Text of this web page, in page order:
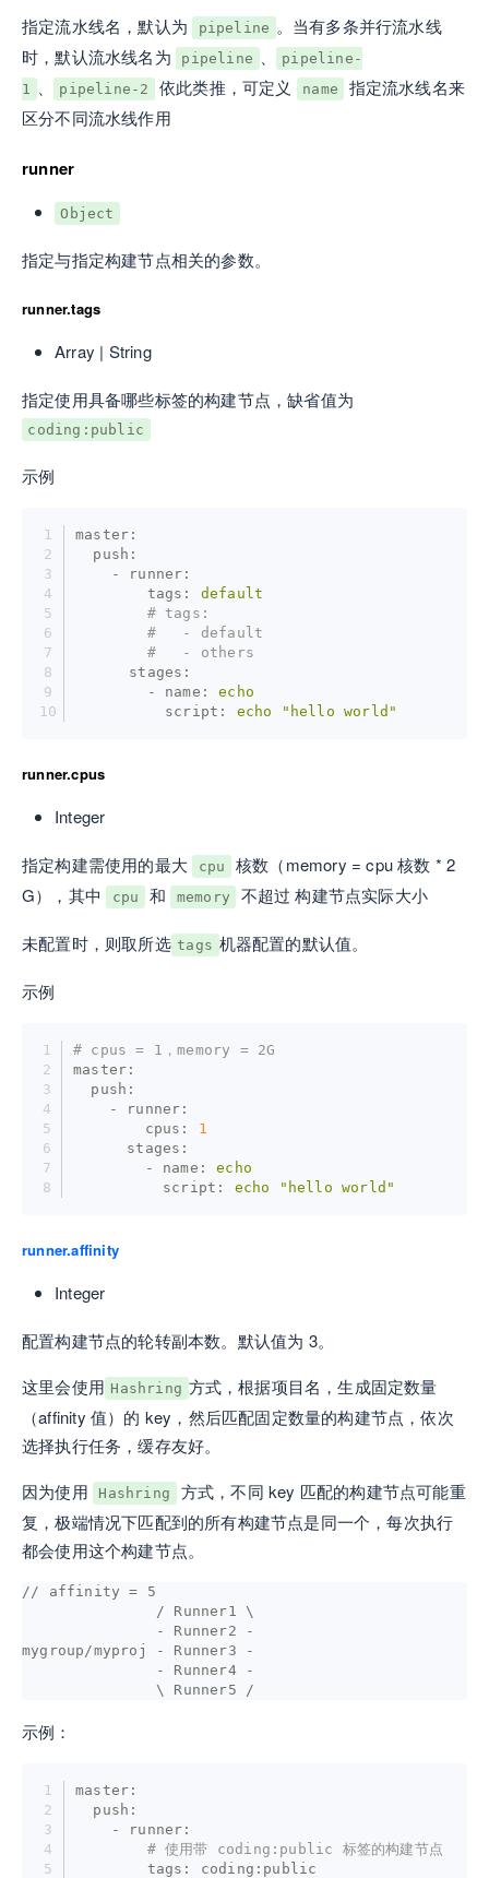
指定流水线名，默认为 pipeline 。当有多条并行流水线
时，默认流水线名为
pipeline
pipeline-
1
pipeline-2 依此类推，可定义 name
指定流水线名来
区分不同流水线作用
runner
Object
指定与指定构建节点相关的参数。
runner.tags
Array | String
指定使用具备哪些标签的构建节点，缺省值为
coding:public
示例
master:
  push:
    - runner:
        tags:
default
# tags:
#   - default
#   - others
      stages:
        - name:
echo
          script:
echo "hello world"
runner.cpus
Integer
指定构建需使用的最大 cpu
核数（memory = cpu 核数 * 2
G），其中
cpu 和 memory 不超过 构建节点实际大小
未配置时，则取所选 tags 机器配置的默认值。
示例
# cpus = 1，memory = 2G
master:
  push:
    - runner:
        cpus:
1
      stages:
        - name:
echo
          script:
echo "hello world"
runner.affinity
Integer
配置构建节点的轮转副本数。默认值为 3。
这里会使用 Hashring 方式，根据项目名，生成固定数量
（affinity 值）的 key，然后匹配固定数量的构建节点，依次
选择执行任务，缓存友好。
因为使用
Hashring
方式，不同 key 匹配的构建节点可能重
复，极端情况下匹配到的所有构建节点是同一个，每次执行
都会使用这个构建节点。
// affinity = 5
               / Runner1 \
               - Runner2 -
mygroup/myproj - Runner3 -
               - Runner4 -
               \ Runner5 /
示例：
master:
  push:
    - runner:
# 使用带 coding:public 标签的构建节点
        tags:
coding:public